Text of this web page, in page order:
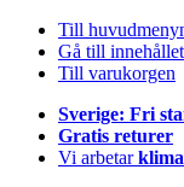
Till
Gå till innehållet
Till varukorgen
Sverige: Fri
Gratis returer
Vi arbetar